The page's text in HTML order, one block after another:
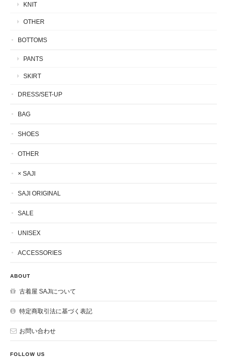
KNIT
OTHER
BOTTOMS
PANTS
SKIRT
DRESS/SET-UP
BAG
SHOES
OTHER
× SAJI
SAJI ORIGINAL
SALE
UNISEX
ACCESSORIES
ABOUT
古着屋 SAJIについて
特定商取引法に基づく表記
お問い合わせ
FOLLOW US